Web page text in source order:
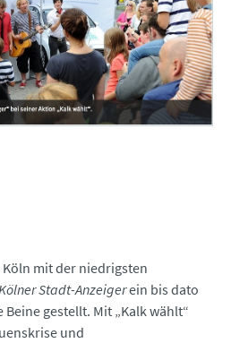
mit der niedrigsten
Stadt-Anzeigerein bis dato
gestellt. Mit „Kalk wählt“
und